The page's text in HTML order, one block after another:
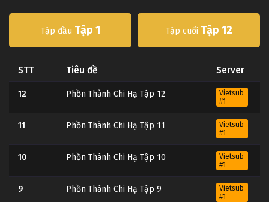
Tập đầu Tập 1 Tập cuối Tập 12
STT Tiêu đề Server
12 Phồn Thành Chi Hạ Tập 12
Vietsub
#1
11 Phồn Thành Chi Hạ Tập 11
Vietsub
#1
10 Phồn Thành Chi Hạ Tập 10
Vietsub
#1
9 Phồn Thành Chi Hạ Tập 9
Vietsub
#1